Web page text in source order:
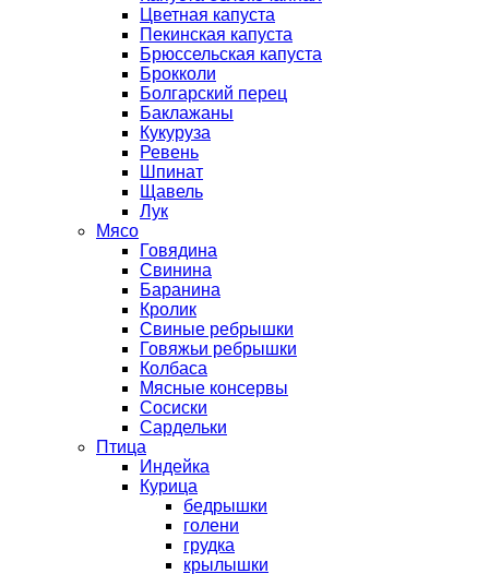
Цветная капуста
Пекинская капуста
Брюссельская капуста
Брокколи
Болгарский перец
Баклажаны
Кукуруза
Ревень
Шпинат
Щавель
Лук
Мясо
Говядина
Свинина
Баранина
Кролик
Свиные ребрышки
Говяжьи ребрышки
Колбаса
Мясные консервы
Сосиски
Сардельки
Птица
Индейка
Курица
бедрышки
голени
грудка
крылышки